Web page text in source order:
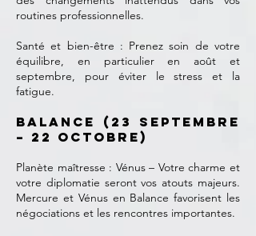
routines professionnelles.
Santé et bien-être : Prenez soin de votre
équilibre, en particulier en août et
septembre, pour éviter le stress et la
fatigue.
Balance (23 septembre
– 22 octobre)
Planète maîtresse : Vénus – Votre charme et
votre diplomatie seront vos atouts majeurs.
Mercure et Vénus en Balance favorisent les
négociations et les rencontres importantes.